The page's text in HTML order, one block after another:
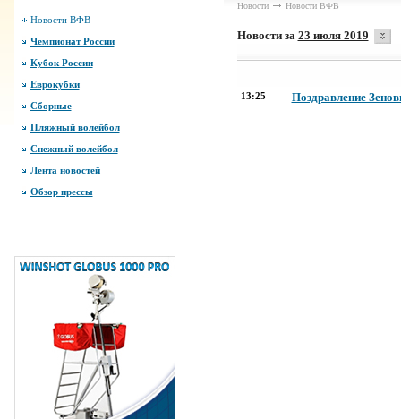
Новости ВФВ
Чемпионат России
Кубок России
Еврокубки
Сборные
Пляжный волейбол
Снежный волейбол
Лента новостей
Обзор прессы
Новости Новости ВФВ
Новости за 23 июля 2019
13:25 Поздравление